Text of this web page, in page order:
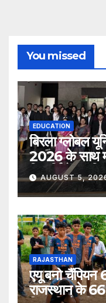
You missed
EDUCATION
बिरला ग्लोबल
2026 के साथ
विद्यार्थियों का
AUGUST 5,
RAJASTHAN
एयू बनो चैंपियन
राजस्थान के